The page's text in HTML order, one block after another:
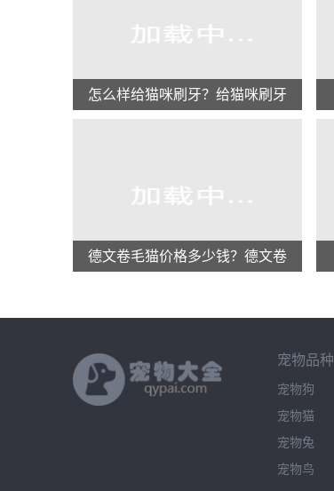
怎么样给猫咪刷牙？给猫咪刷牙
德文卷毛猫价格多少钱？德文卷
宠物品种
宠物狗
宠物猫
宠物兔
宠物鸟